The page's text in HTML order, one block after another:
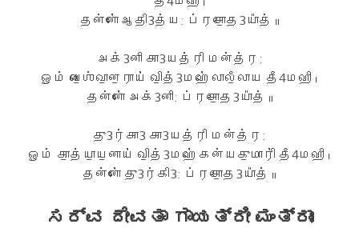
தன்னோ॑ ஆதி3த்ய: ப்ரசோ॒த3யா᳚த் ॥
அக்3னி கா3யத்ரி மன்த்ர:
ஓம் வை॒ஶ்வா॒ன॒ராய॑ வி॒த்3மஹே॑ லாலீ॒லாய தீ4மஹி ।
தன்னோ॑ அக்3னி: ப்ரசோ॒த3யா᳚த் ॥
து3ர்கா3 கா3யத்ரி மன்த்ர:
ஓம் கா॒த்யா॒ய॒னாய॑ வி॒த்3மஹே॑ கன்யகு॒மாரி॑ தீ4மஹி ।
தன்னோ॑ து3ர்கி3: ப்ரசோ॒த3யா᳚த் ॥
ಸರ್ವ ದೇವತಾ ಗಾಯತ್ರೀ ಮಂತ್ರಾಃ